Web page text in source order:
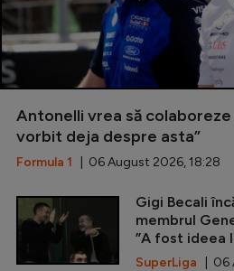
Antonelli vrea să
vorbit deja despre asta”
Formula 1 | 06 August 2026, 18:28
Gigi Becali
membrul
”A fost ideea
SuperLiga | 06